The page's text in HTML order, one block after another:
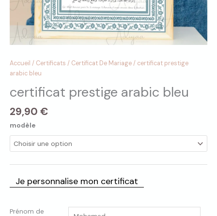
Accueil / Certificats / Certificat De Mariage / certificat prestige
arabic bleu
certificat prestige arabic bleu
29,90 €
modèle
Je personnalise mon certificat
Prénom de